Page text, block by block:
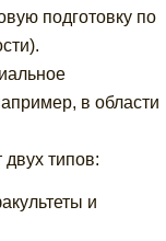
подготовку по
в области
типов:
и